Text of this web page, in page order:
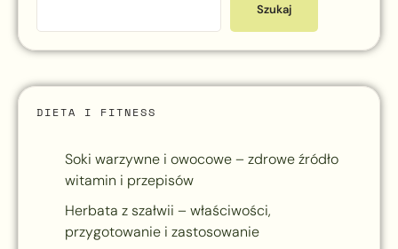
Szukaj
DIETA I FITNESS
Soki warzywne i owocowe – zdrowe źródło
witamin i przepisów
Herbata z szałwii – właściwości,
przygotowanie i zastosowanie